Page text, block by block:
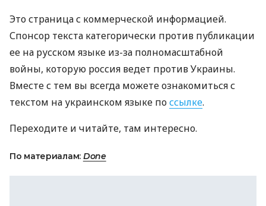
Это страница с коммерческой информацией.
Спонсор текста категорически против публикации
ее на русском языке из-за полномасштабной
войны, которую россия ведет против Украины.
Вместе с тем вы всегда можете ознакомиться с
текстом на украинском языке поссылке.
Переходите и читайте, там интересно.
По материалам: Done